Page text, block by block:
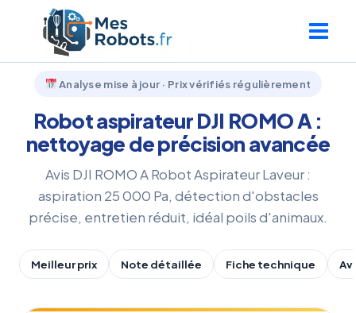
Analyse mise à jour · Prix vérifiés régulièrement
Robot aspirateur DJI ROMO A :
nettoyage de précision avancée
Avis DJI ROMO A Robot Aspirateur Laveur :
aspiration 25 000 Pa, détection d'obstacles
précise, entretien réduit, idéal poils d'animaux.
Meilleur prix Note détaillée Fiche technique